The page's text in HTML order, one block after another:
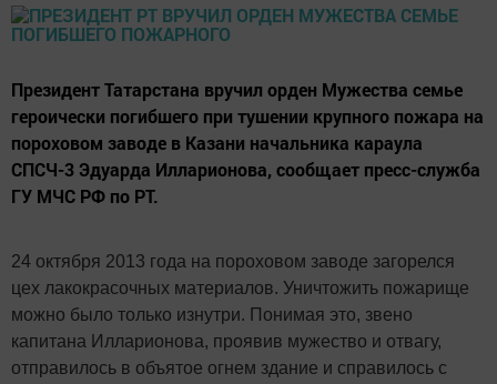
Президент Татарстана вручил орден Мужества семье
героически погибшего при тушении крупного пожара на
пороховом заводе в Казани начальника караула
СПСЧ-3 Эдуарда Илларионова, сообщает пресс-служба
ГУ МЧС РФ по РТ.
24 октября 2013 года на пороховом заводе загорелся
цех лакокрасочных материалов. Уничтожить пожарище
можно было только изнутри. Понимая это, звено
капитана Илларионова, проявив мужество и отвагу,
отправилось в объятое огнем здание и справилось с